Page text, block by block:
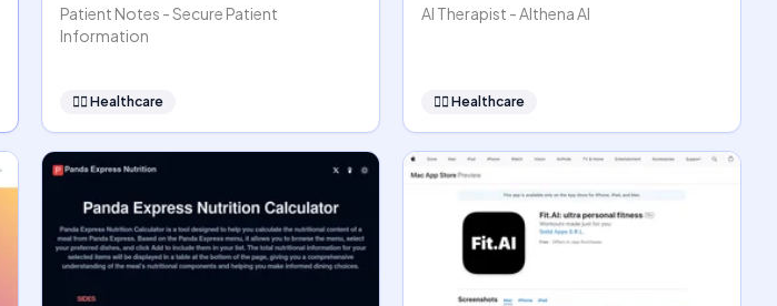
Patient Notes - Secure Patient
Information
👩‍⚕️ Healthcare
AI Therapist - Althena AI
👩‍⚕️ Healthcare